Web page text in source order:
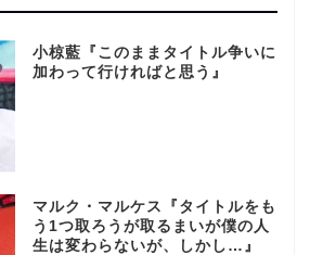
小椋藍『このままタイトル争いに
加わって行ければと思う』
マルク・マルケス『タイトルをも
う1つ取ろうが取るまいが僕の人
生は変わらないが、しかし…』